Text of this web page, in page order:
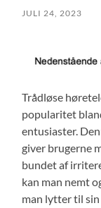
JULI 24, 2023
Trådløse
popularitet
entusiaster.
giver brugerne
bundet af
kan man nemt
man lytter til